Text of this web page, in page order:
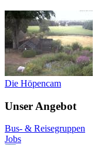
Die Höpencam
Unser Angebot
Bus- & Reisegruppen
Jobs